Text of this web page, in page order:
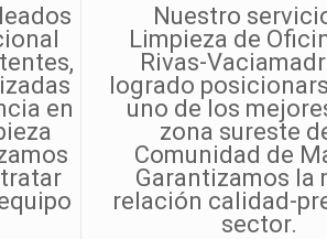
en
Nuestro
Limpieza de
Rivas-
logrado
uno de los
zona sureste
Comunidad de
Garantizamos la
relación calidad-
sector.